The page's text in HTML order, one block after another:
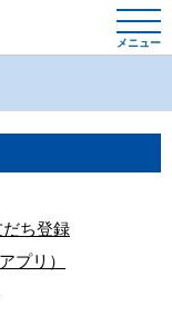
メニュー
ち登録
プリ）